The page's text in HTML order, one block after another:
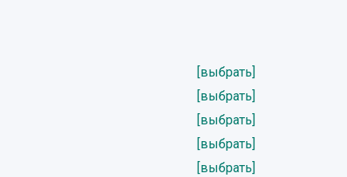
[выбрать]
[выбрать]
[выбрать]
[выбрать]
[выбрать]